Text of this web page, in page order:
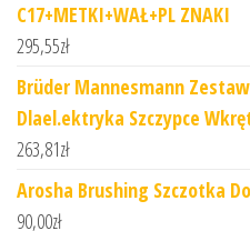
C17+METKI+WAŁ+PL ZNAKI
295,55zł
Brüder Mannesmann
Dlael.ektryka Szczypce
263,81zł
Arosha Brushing Szczotka
90,00zł